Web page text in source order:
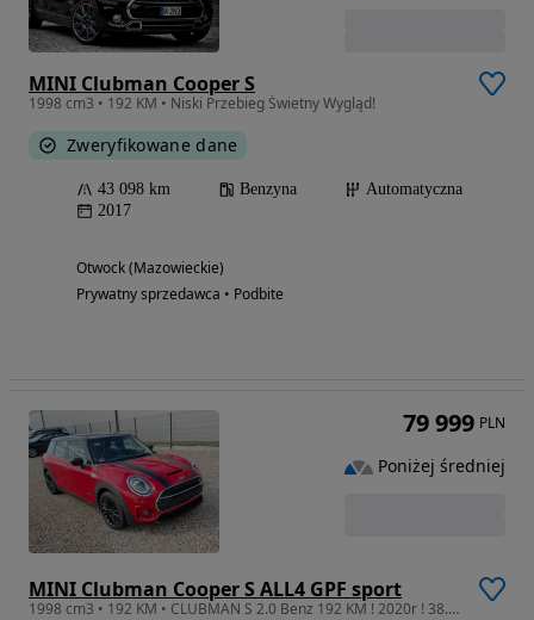
MINI Clubman Cooper S
1998 cm3 • 192 KM • Niski Przebieg Świetny Wygląd!
Zweryfikowane dane
43 098 km Benzyna
Automatyczna
2017
Otwock (Mazowieckie)
Prywatny sprzedawca • Podbite
MINI Clubman Cooper S ALL4 GPF sport
1998 cm3 • 192 KM • CLUBMAN S 2.0 Benz 192 KM ! 2020r ! 38.000 km ! Warszawa
79 999 PLN
Poniżej średniej